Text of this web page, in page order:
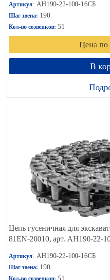
Артикул: АН190-22-100-16СБ
Шаг звена: 190
Кол-во созвенков: 51
Цена по
В
Цепь гусеничная для
81EN-20010, арт. АН190-22-
Артикул: АН190-22-100-16СБ
Шаг звена: 190
Кол-во созвенков: 51